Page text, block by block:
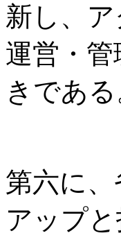
新し、
運営・
きである
第六に
アップ